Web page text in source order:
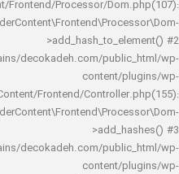
Frontend/Processor/
domains/decokadeh.com/
Frontend/
domains/decokadeh.com/